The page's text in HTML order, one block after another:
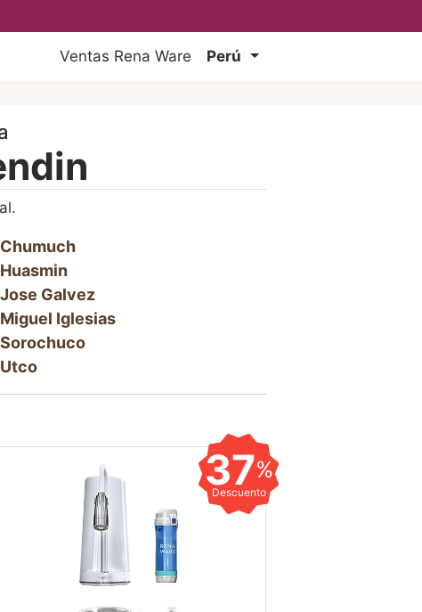
Ventas Rena Ware Perú
Chumuch
Huasmin
Jose Galvez
Miguel Iglesias
Sorochuco
Utco
37%
Descuento